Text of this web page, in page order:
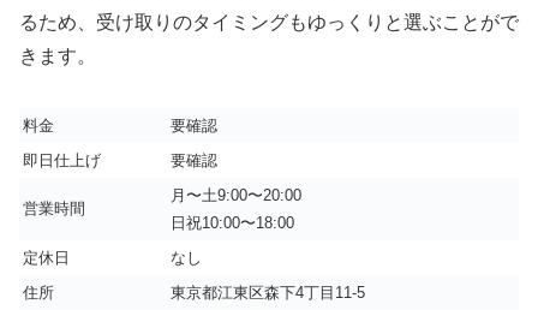
るため、受け取りのタイミングもゆっくりと選ぶことがで
きます。
料金
要確認
即日仕上げ
要確認
営業時間
月〜土9:00〜20:00
日祝10:00〜18:00
定休日
なし
住所
東京都江東区森下4丁目11-5